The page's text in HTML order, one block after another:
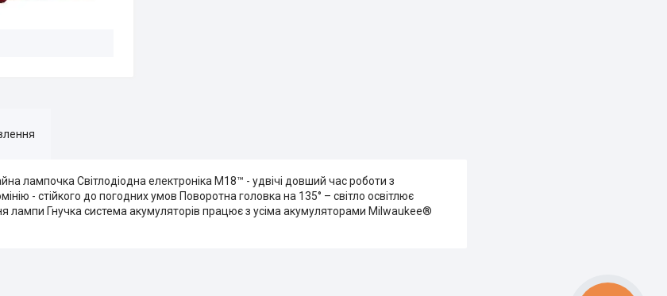
лампочка Світлодіодна електроніка M18™ - удвічі довший час роботи з
- стійкого до погодних умов Поворотна головка на 135° – світло освітлює
лампи Гнучка система акумуляторів працює з усіма акумуляторами Milwaukee®